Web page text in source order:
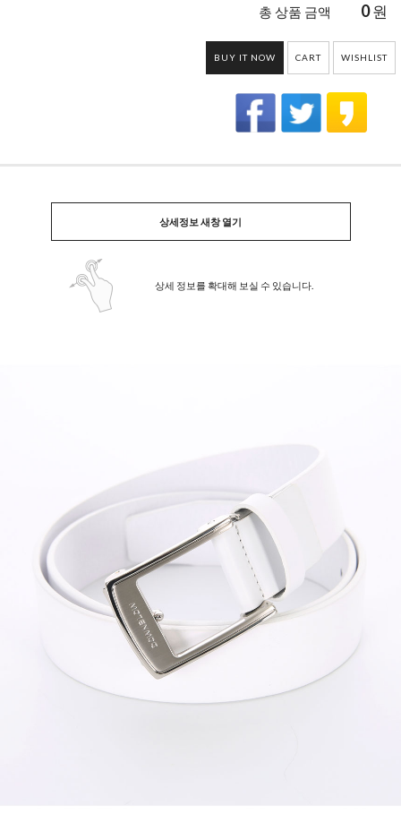
총 상품 금액 0원
BUY IT NOW CART WISHLIST
상세정보 새창 열기
상세 정보를 확대해 보실 수 있습니다.